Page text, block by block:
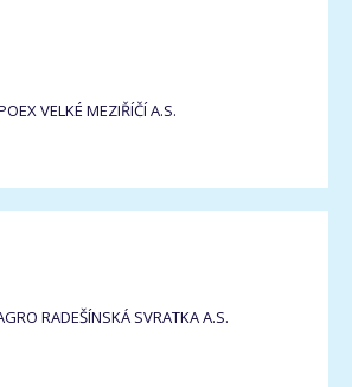
VELKÉ MEZIŘÍČÍ A.S.